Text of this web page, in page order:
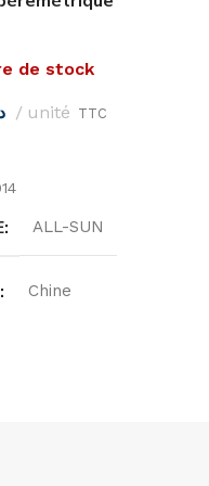
de stock
unité TTC
ALL-SUN
Chine
A